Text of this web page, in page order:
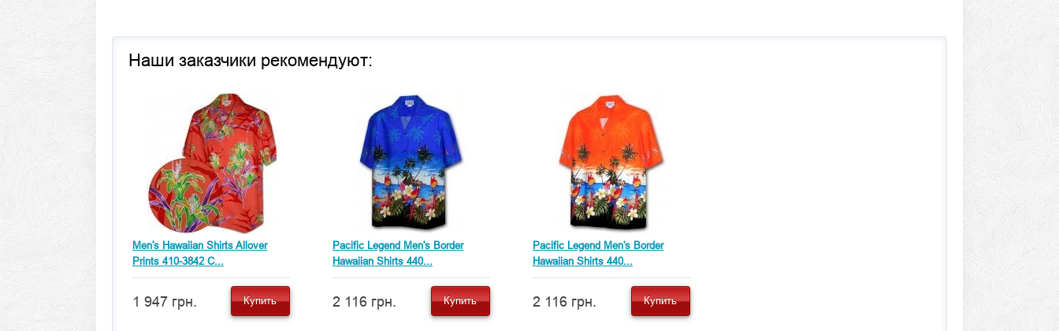
Наши заказчики рекомендуют:
Men's Hawaiian Shirts Allover
Prints 410-3842 C...
1 947 грн. Купить
Pacific Legend Men's Border
Hawaiian Shirts 440...
2 116 грн. Купить
Pacific Legend Men's Border
Hawaiian Shirts 440...
2 116 грн. Купить